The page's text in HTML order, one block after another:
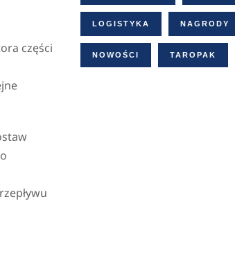
części
LOGISTYKA NAGRODY
NOWOŚCI TAROPAK